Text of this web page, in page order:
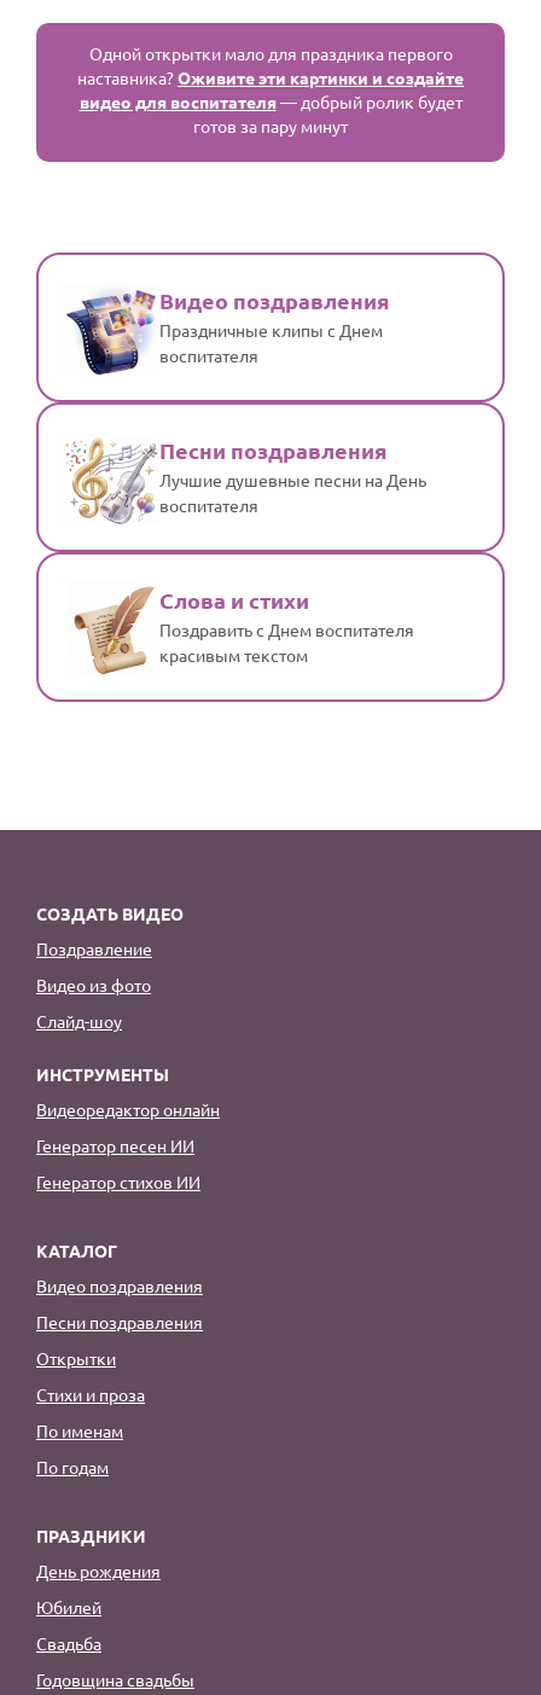
Одной открытки мало для праздника первого
наставника?Оживите эти картинки и создайте
видео для воспитателя— добрый ролик будет
готов за пару минут
Видео поздравления
Праздничные клипы с Днем
воспитателя
Песни поздравления
Лучшие душевные песни на День
воспитателя
Слова и стихи
Поздравить с Днем воспитателя
красивым текстом
СОЗДАТЬ ВИДЕО
Поздравление
Видео из фото
Слайд-шоу
ИНСТРУМЕНТЫ
Видеоредактор онлайн
Генератор песен ИИ
Генератор стихов ИИ
КАТАЛОГ
Видео поздравления
Песни поздравления
Открытки
Стихи и проза
По именам
По годам
ПРАЗДНИКИ
День рождения
Юбилей
Свадьба
Годовщина свадьбы